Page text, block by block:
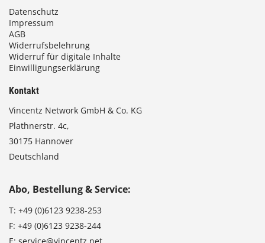
Datenschutz
Impressum
AGB
Widerrufsbelehrung
Widerruf für digitale Inhalte
Einwilligungserklärung
Kontakt
Vincentz Network GmbH & Co. KG
Plathnerstr. 4c,
30175 Hannover
Deutschland
Abo, Bestellung & Service:
T: +49 (0)6123 9238-253
F: +49 (0)6123 9238-244